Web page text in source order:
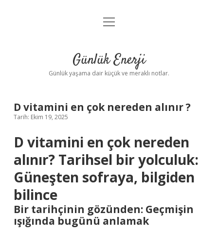
Anasayfa
Yasal Uyarı
menüyü
Günlük Enerji
Günlük yaşama dair küçük ve meraklı notlar.
D vitamini en çok nereden alınır ?
Tarih: Ekim 19, 2025
D vitamini en çok nereden
alınır? Tarihsel bir yolculuk:
Güneşten sofraya, bilgiden
bilince
Bir tarihçinin gözünden: Geçmişin
ışığında bugünü anlamak